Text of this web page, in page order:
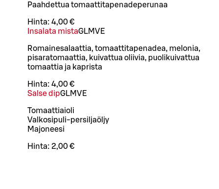
Paahdettua tomaattitapenadeperunaa
Hinta: 4,00 €
Insalata mistaGLMVE
Romainesalaattia, tomaattitapenadea, melonia,
pisaratomaattia, kuivattua oliivia, puolikuivattua
tomaattia ja kaprista
Hinta: 4,00 €
Salse dipGLMVE
Tomaattiaioli
Valkosipuli-persiljaöljy
Majoneesi
Hinta: 2,00 €